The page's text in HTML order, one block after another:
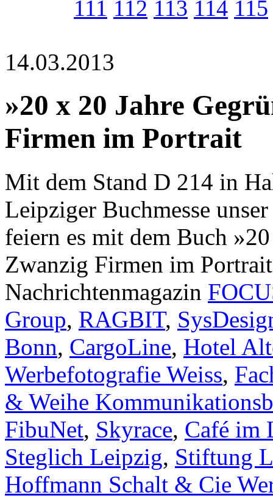
111 112 113 114 115
14.03.2013
»20 x 20 Jahre
Firmen im Portrait
Mit dem Stand D 214 in
Leipziger Buchmesse
feiern es mit dem Buch
Zwanzig Firmen im
Nachrichtenmagazin
Group, RAGBIT,
Bonn, CargoLine, Hotel
Werbefotografie Weiss,
& Weihe
FibuNet, Skyrace, Café im
Steglich Leipzig, Stiftung
Hoffmann Schalt & Cie